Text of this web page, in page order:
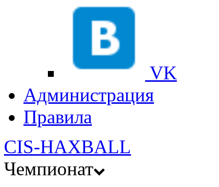
VK
Администрация
Правила
CIS-HAXBALL
Чемпионат